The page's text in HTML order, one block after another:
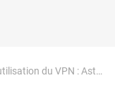
Les cas courants d'utilisation du VPN : Astuces Tinder, voyages moins chers, etc.